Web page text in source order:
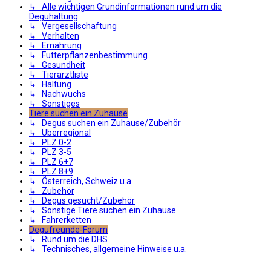
↳ Alle wichtigen Grundinformationen rund um die
Deguhaltung
↳ Vergesellschaftung
↳ Verhalten
↳ Ernährung
↳ Futterpflanzenbestimmung
↳ Gesundheit
↳ Tierarztliste
↳ Haltung
↳ Nachwuchs
↳ Sonstiges
Tiere suchen ein Zuhause
↳ Degus suchen ein Zuhause/Zubehör
↳ Überregional
↳ PLZ 0-2
↳ PLZ 3-5
↳ PLZ 6+7
↳ PLZ 8+9
↳ Österreich, Schweiz u.a.
↳ Zubehör
↳ Degus gesucht/Zubehör
↳ Sonstige Tiere suchen ein Zuhause
↳ Fahrerketten
Degufreunde-Forum
↳ Rund um die DHS
↳ Technisches, allgemeine Hinweise u.a.